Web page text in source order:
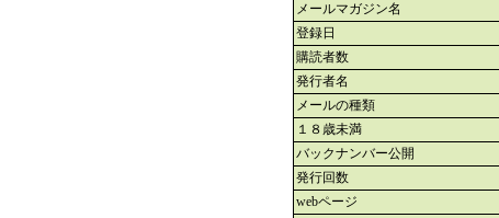
メールマガジン名
登録日
購読者数
発行者名
メールの種類
１８歳未満
バックナンバー公開
発行回数
webページ